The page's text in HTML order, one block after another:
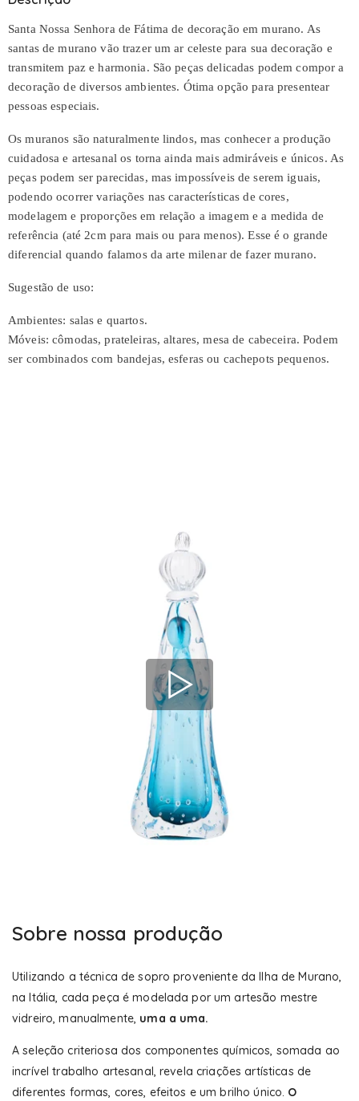
Santa Nossa Senhora de Fátima de decoração em murano. As
santas de murano vão trazer um ar celeste para sua decoração e
transmitem paz e harmonia. São peças delicadas podem compor a
decoração de diversos ambientes. Ótima opção para presentear
pessoas especiais.
Os muranos são naturalmente lindos, mas conhecer a produção
cuidadosa e artesanal os torna ainda mais admiráveis e únicos. As
peças podem ser parecidas, mas impossíveis de serem iguais,
podendo ocorrer variações nas características de cores,
modelagem e proporções em relação a imagem e a medida de
referência (até 2cm para mais ou para menos). Esse é o grande
diferencial quando falamos da arte milenar de fazer murano.
Sugestão de uso:
Ambientes: salas e quartos.
Móveis: cômodas, prateleiras, altares, mesa de cabeceira. Podem
ser combinados com bandejas, esferas ou cachepots pequenos.
Sobre nossa produção
Utilizando a técnica de sopro proveniente da Ilha de Murano,
na Itália, cada peça é modelada por um artesão mestre
vidreiro, manualmente, uma a uma.
A seleção criteriosa dos componentes químicos, somada ao
incrível trabalho artesanal, revela criações artísticas de
diferentes formas, cores, efeitos e um brilho único. O